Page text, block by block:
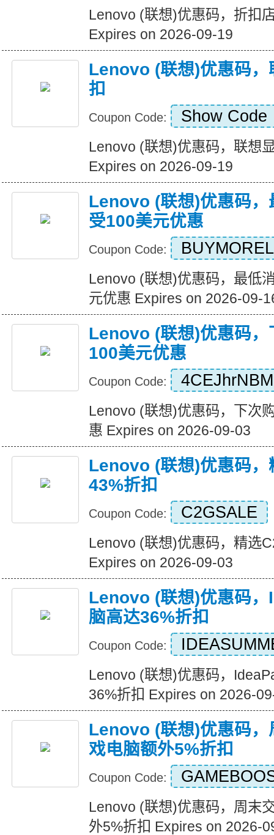
Lenovo (联想)优惠码，折扣
Expires on 2026-09-19
Lenovo (联想)优惠码，
扣
Coupon Code: Show Code
Lenovo (联想)优惠码，联想
Expires on 2026-09-19
Lenovo (联想)优惠码，
受100美元优惠
Coupon Code:
Lenovo (联想)优惠码，最低
元优惠 Expires on 2026-09-
Lenovo (联想)优惠码，
100美元优惠
Coupon Code:
Lenovo (联想)优惠码，下次
惠 Expires on 2026-09-03
Lenovo (联想)优惠码，
43%折扣
Coupon Code: C2GSALE
Lenovo (联想)优惠码，精选
Expires on 2026-09-03
Lenovo (联想)优惠码
脑高达36%折扣
Coupon Code:
Lenovo (联想)优惠码，
36%折扣 Expires on 2026-
Lenovo (联想)优惠码，
戏电脑额外5%折扣
Coupon Code:
Lenovo (联想)优惠码，周末
外5%折扣 Expires on 2026-